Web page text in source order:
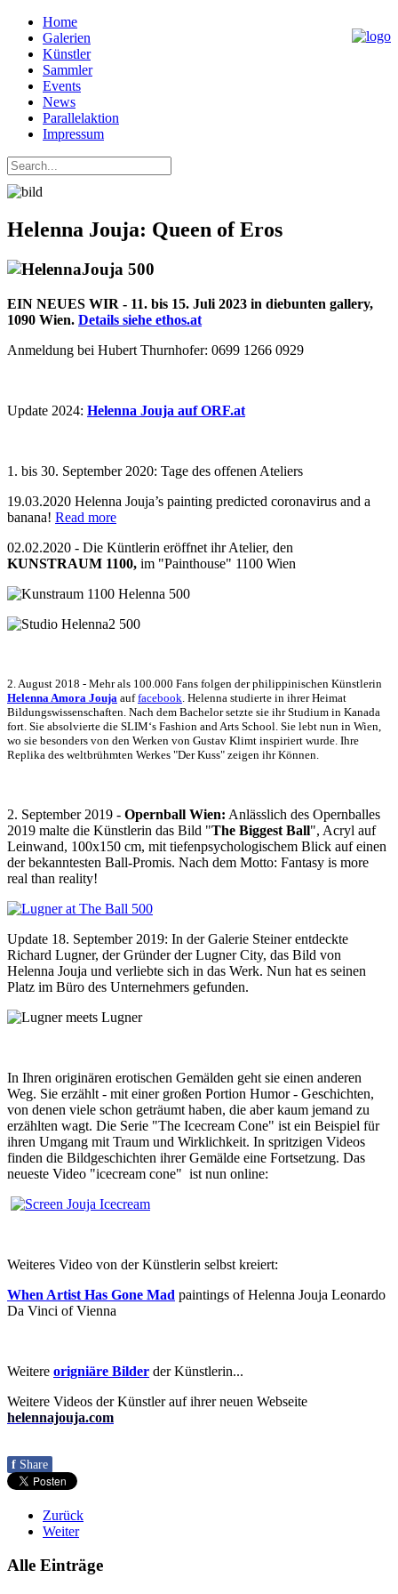
Home
Galerien
Künstler
Sammler
Events
News
Parallelaktion
Impressum
Helenna Jouja: Queen of Eros
EIN NEUES WIR - 11. bis 15. Juli 2023 in diebunten gallery,
1090 Wien. Details siehe ethos.at
Anmeldung bei Hubert Thurnhofer: 0699 1266 0929
Update 2024: Helenna Jouja auf ORF.at
1. bis 30. September 2020: Tage des offenen Ateliers
19.03.2020 Helenna Jouja’s painting predicted coronavirus and a
banana! Read more
02.02.2020 - Die Küntlerin eröffnet ihr Atelier, den
KUNSTRAUM 1100, im "Painthouse" 1100 Wien
2. August 2018 - Mehr als 100.000 Fans folgen der philippinischen Künstlerin
Helenna Amora Jouja auffacebook . Helenna studierte in ihrer Heimat
Bildungswissenschaften. Nach dem Bachelor setzte sie ihr Studium in Kanada
fort. Sie absolvierte die SLIM‘s Fashion and Arts School. Sie lebt nun in Wien,
wo sie besonders von den Werken von Gustav Klimt inspiriert wurde. Ihre
Replika des weltbrühmten Werkes "Der Kuss" zeigen ihr Können.
2. September 2019 - Opernball Wien: Anlässlich des Opernballes
2019 malte die Künstlerin das Bild "The Biggest Ball", Acryl auf
Leinwand, 100x150 cm, mit tiefenpsychologischem Blick auf einen
der bekanntesten Ball-Promis. Nach dem Motto: Fantasy is more
real than reality!
Update 18. September 2019: In der Galerie Steiner entdeckte
Richard Lugner, der Gründer der Lugner City, das Bild von
Helenna Jouja und verliebte sich in das Werk. Nun hat es seinen
Platz im Büro des Unternehmers gefunden.
In Ihren originären erotischen Gemälden geht sie einen anderen
Weg. Sie erzählt - mit einer großen Portion Humor - Geschichten,
von denen viele schon geträumt haben, die aber kaum jemand zu
erzählten wagt. Die Serie "The Icecream Cone" ist ein Beispiel für
ihren Umgang mit Traum und Wirklichkeit. In spritzigen Videos
finden die Bildgeschichten ihrer Gemälde eine Fortsetzung. Das
neueste Video "icecream cone" ist nun online:
Weiteres Video von der Künstlerin selbst kreiert:
When Artist Has Gone Mad paintings of Helenna Jouja Leonardo
Da Vinci of Vienna
Weitere origniäre Bilder der Künstlerin...
Weitere Videos der Künstler auf ihrer neuen Webseite
helennajouja.com
f Share
Zurück
Weiter
Alle Einträge